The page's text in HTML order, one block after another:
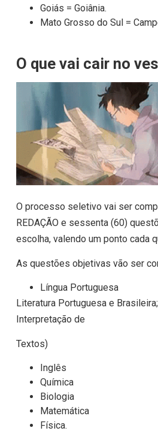
Goiás = Goiânia.
Mato Grosso do Sul =
O que vai cair no
O processo seletivo vai ser
REDAÇÃO e sessenta (60)
escolha, valendo um ponto cada
As questões objetivas vão ser
Língua Portuguesa
Literatura Portuguesa e
Interpretação de
Textos)
Inglês
Química
Biologia
Matemática
Física.